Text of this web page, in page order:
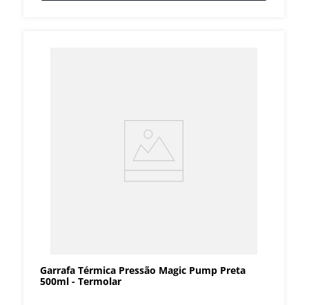
Garrafa Térmica Pressão Magic Pump Preta
500ml - Termolar